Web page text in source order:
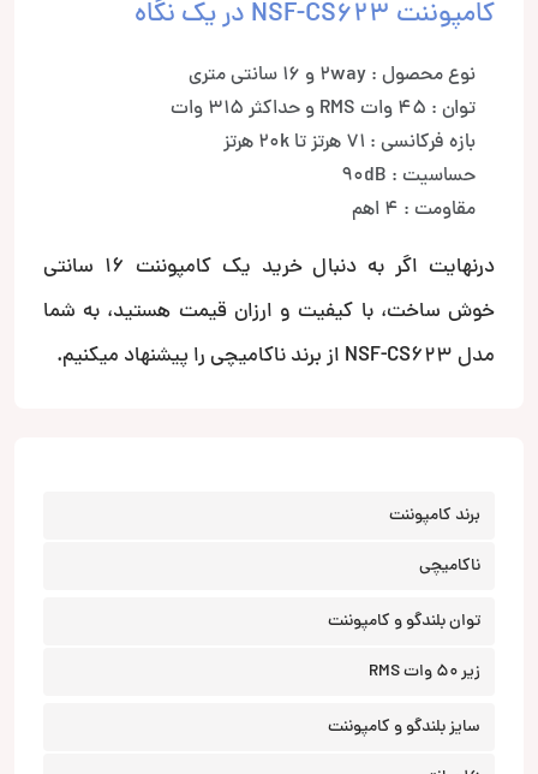
کامپوننت NSF-CS623 در یک نگاه
نوع محصول : 2way و 16 سانتی متری
توان : 45 وات RMS و حداکثر 315 وات
بازه فرکانسی : 71 هرتز تا 20k هرتز
حساسیت : 90dB
مقاومت : 4 اهم
درنهایت اگر به دنبال خرید یک کامپوننت 16 سانتی
خوش ساخت، با کیفیت و ارزان قیمت هستید، به شما
مدل NSF-CS623 از برند ناکامیچی را پیشنهاد میکنیم.
برند کامپوننت
ناکامیچی
توان بلندگو و کامپوننت
زیر 50 وات RMS
سایز بلندگو و کامپوننت